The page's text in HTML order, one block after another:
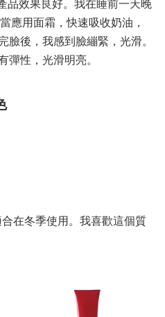
品效果良好。我在睡前一天晚
應用面霜，快速吸收奶油，
臉後，我感到臉繃緊，光滑。
彈性，光滑明亮。
在冬季使用。我喜歡這個質